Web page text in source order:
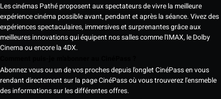
Les cinémas Pathé proposent aux spectateurs de vivre la meilleure
expérience cinéma possible avant, pendant et après la séance. Vivez des
expériences spectaculaires, immersives et surprenantes grâce aux
meilleures innovations qui équipent nos salles comme l'IMAX, le Dolby
Cinema ou encore la 4DX.
Abonnez vous ou un de vos proches depuis l'onglet CinéPass en vous
rendant directement sur la page CinéPass où vous trouverez l'ensmeble
des informations sur les différentes offres.